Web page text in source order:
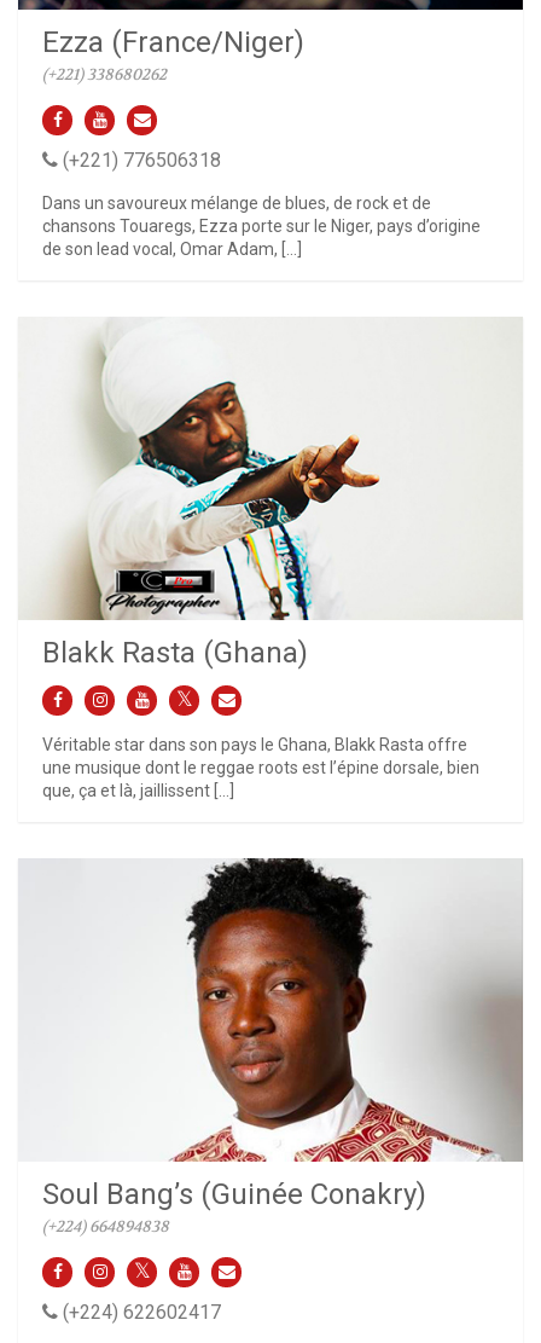
Ezza (France/Niger)
(+221) 338680262
(+221) 776506318
Dans un savoureux mélange de blues, de rock et de
chansons Touaregs, Ezza porte sur le Niger, pays d’origine
de son lead vocal, Omar Adam, […]
Blakk Rasta (Ghana)
Véritable star dans son pays le Ghana, Blakk Rasta offre
une musique dont le reggae roots est l’épine dorsale, bien
que, ça et là, jaillissent […]
Soul Bang’s (Guinée Conakry)
(+224) 664894838
(+224) 622602417